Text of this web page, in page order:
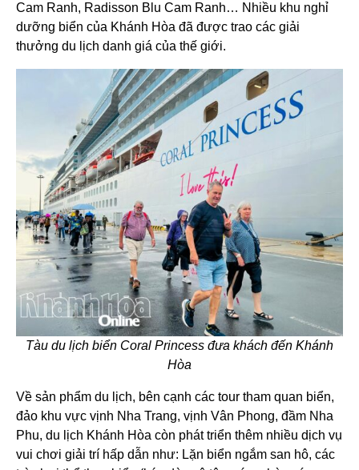
Cam Ranh, Radisson Blu Cam Ranh… Nhiều khu nghỉ
dưỡng biển của Khánh Hòa đã được trao các giải
thưởng du lịch danh giá của thế giới.
Tàu du lịch biển Coral Princess đưa khách đến Khánh
Hòa
Về sản phẩm du lịch, bên cạnh các tour tham quan biển,
đảo khu vực vịnh Nha Trang, vịnh Vân Phong, đầm Nha
Phu, du lịch Khánh Hòa còn phát triển thêm nhiều dịch vụ
vui chơi giải trí hấp dẫn như: Lặn biển ngắm san hô, các